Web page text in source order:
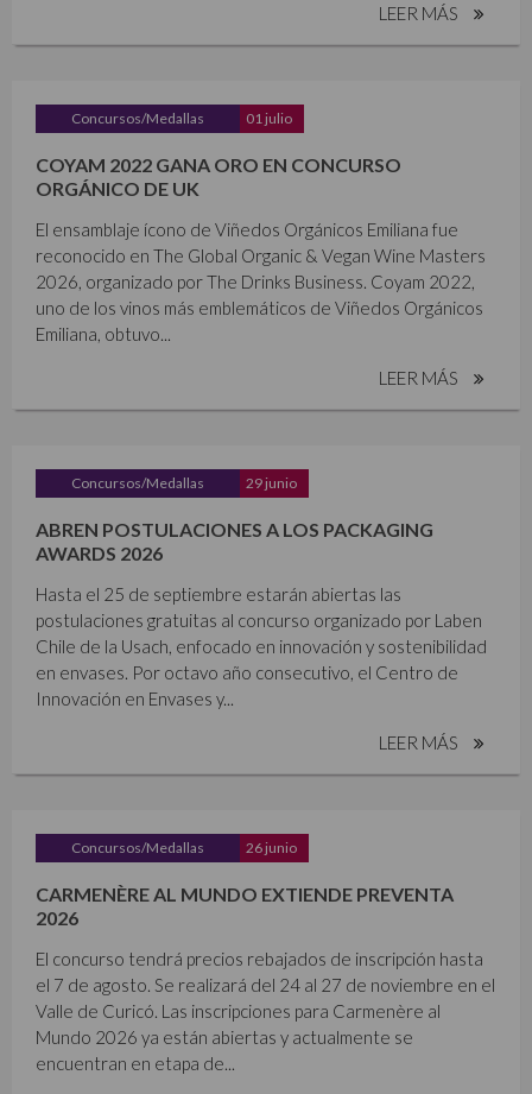
LEER MÁS
Concursos/Medallas 01 julio
COYAM 2022 GANA ORO EN CONCURSO
ORGÁNICO DE UK
El ensamblaje ícono de Viñedos Orgánicos Emiliana fue
reconocido en The Global Organic & Vegan Wine Masters
2026, organizado por The Drinks Business. Coyam 2022,
uno de los vinos más emblemáticos de Viñedos Orgánicos
Emiliana, obtuvo...
LEER MÁS
Concursos/Medallas 29 junio
ABREN POSTULACIONES A LOS PACKAGING
AWARDS 2026
Hasta el 25 de septiembre estarán abiertas las
postulaciones gratuitas al concurso organizado por Laben
Chile de la Usach, enfocado en innovación y sostenibilidad
en envases. Por octavo año consecutivo, el Centro de
Innovación en Envases y...
LEER MÁS
Concursos/Medallas 26 junio
CARMENÈRE AL MUNDO EXTIENDE PREVENTA
2026
El concurso tendrá precios rebajados de inscripción hasta
el 7 de agosto. Se realizará del 24 al 27 de noviembre en el
Valle de Curicó. Las inscripciones para Carmenère al
Mundo 2026 ya están abiertas y actualmente se
encuentran en etapa de...